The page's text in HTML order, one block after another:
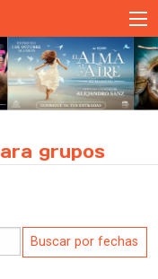
grupos